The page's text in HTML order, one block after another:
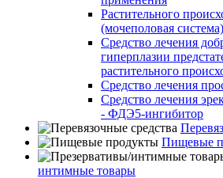
Растительного
(мочеполовая система)
Средство лечения
гиперплазии
растительного
Средство лечения
Средство лечения
- ФДЭ5-ингибитор
Пищевые
интимные товары